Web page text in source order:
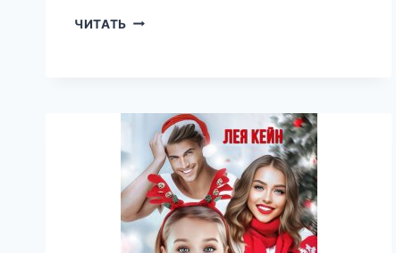
ЧИТАТЬ ВОЛЧЬЯ
ЛЕЯ
КЕЙН